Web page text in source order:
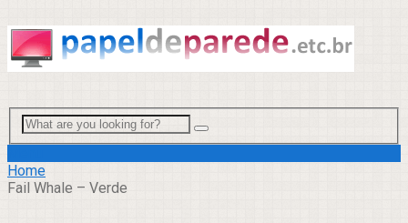
Home
Fail Whale – Verde